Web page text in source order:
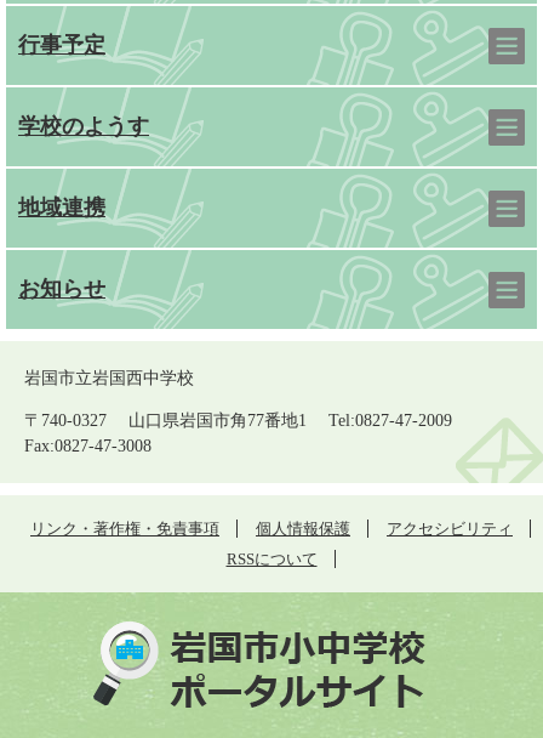
行事予定
学校のようす
地域連携
お知らせ
岩国市立岩国西中学校
〒740-0327 山口県岩国市角77番地1 Tel:0827-47-2009
Fax:0827-47-3008
リンク・著作権・免責事項 個人情報保護
アクセシビリティ
RSSについて